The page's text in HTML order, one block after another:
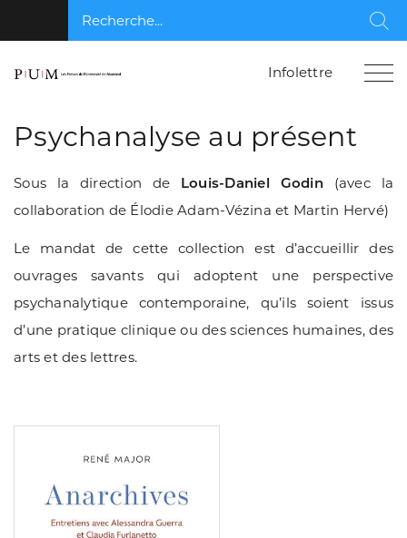
Recherche...
Infolettre
Psychanalyse au présent
Sous la direction de Louis-Daniel Godin(avec la
collaboration de Élodie Adam-Vézina et Martin Hervé)
Le mandat de cette collection est d’accueillir des
ouvrages savants qui adoptent une perspective
psychanalytique contemporaine, qu’ils soient issus
d’une pratique clinique ou des sciences humaines, des
arts et des lettres.